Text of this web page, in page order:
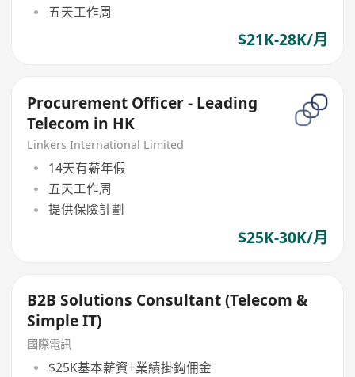
五天工作周
$21K-28K/月
Procurement Officer - Leading
Telecom in HK
Linkers International Limited
14天有薪年假
五天工作周
提供保險計劃
$25K-30K/月
B2B Solutions Consultant (Telecom &
Simple IT)
國際電訊
$25K基本薪資+業績掛鈎佣金